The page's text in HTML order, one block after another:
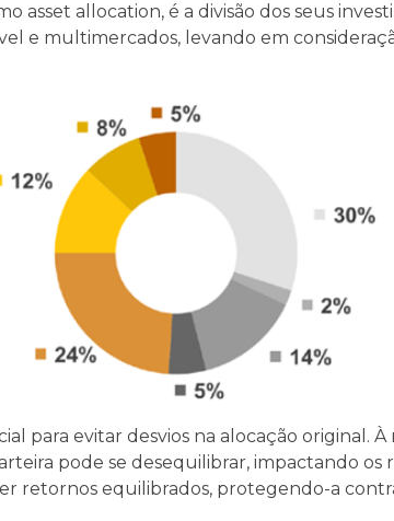
asset allocation, é a divisão dos seus
e multimercados, levando em
para evitar desvios na alocação original.
pode se desequilibrar, impactando
retornos equilibrados, protegendo-a